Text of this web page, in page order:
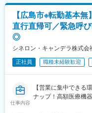
・5日間のリフレッ
暇。
・産前産後休暇（妊
得できる育児休業、
※育児休業から復帰し
※育児休業、時短勤務
変更の範囲：会社の
営業がしやすい環境
◎医療過誤の防止に
クをする「監査支援
ム」等の製品で薬剤
◎人に優しい社風
当社の強みは、個々
くまでも目安の金額
ます。月給(月額)は
【広島市※転勤基本
直行直帰可／緊急呼
◎
シネロン・キャンデラ株式会
正社員 職種未経験歓迎
仕事内容
【営業に集中できる
ナップ！高額医療機